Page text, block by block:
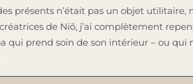
présents n’était pas un objet
de Niõ, j’ai complètement
prend soin de son intérieur – ou qui